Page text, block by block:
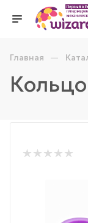
Главная —